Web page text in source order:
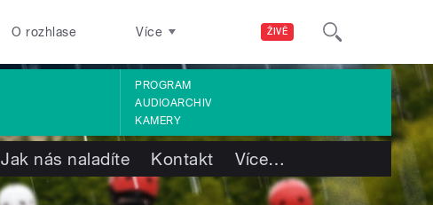
ŽIVĚ
O rozhlase Více
PROGRAM
AUDIOARCHIV
KAMERY
Jak nás naladíte Kontakt Více…